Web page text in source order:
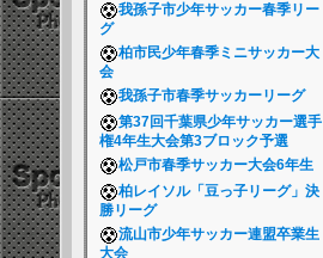
我孫子市少年サッカー春季リー
グ
柏市民少年春季ミニサッカー大
会
我孫子市春季サッカーリーグ
第37回千葉県少年サッカー選手
権4年生大会第3ブロック予選
松戸市春季サッカー大会6年生
柏レイソル「豆っ子リーグ」決
勝リーグ
流山市少年サッカー連盟卒業生
大会